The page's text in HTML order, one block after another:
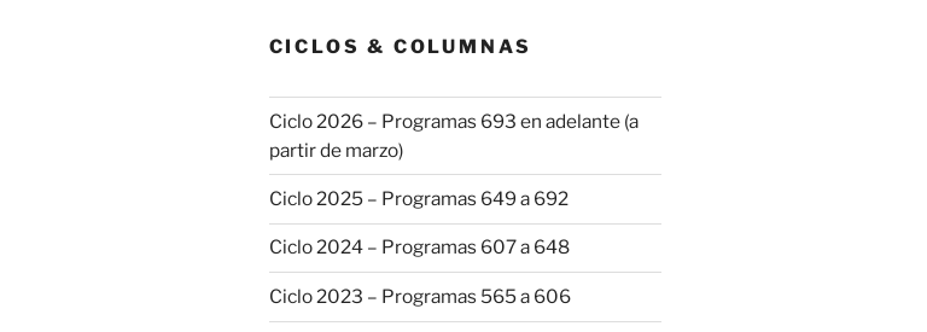
CICLOS & COLUMNAS
Ciclo 2026 – Programas 693 en adelante (a
partir de marzo)
Ciclo 2025 – Programas 649 a 692
Ciclo 2024 – Programas 607 a 648
Ciclo 2023 – Programas 565 a 606